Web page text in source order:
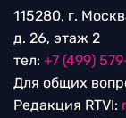
115280, г.
д. 26, этаж 2
тел: +7 (499)
Для общих
Редакция RTVI: